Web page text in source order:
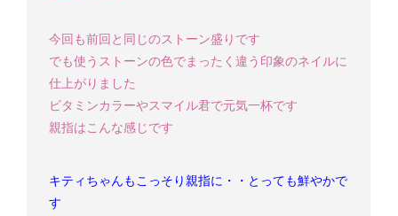
今回も前回と同じのストーン盛りです
でも使うストーンの色でまったく違う印象のネイルに
仕上がりました
ビタミンカラーやスマイル君で元気一杯です
親指はこんな感じです
キティちゃんもこっそり親指に・・ とっても鮮やかで
す